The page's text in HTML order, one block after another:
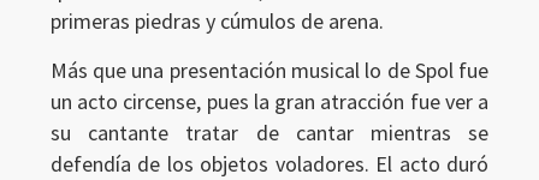
primeras piedras y cúmulos de arena.
Más que una presentación musical lo de Spol fue
un acto circense, pues la gran atracción fue ver a
su cantante tratar de cantar mientras se
defendía de los objetos voladores. El acto duró